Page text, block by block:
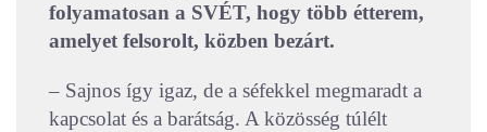
folyamatosan a SVÉT, hogy több étterem,
amelyet felsorolt, közben bezárt.
– Sajnos így igaz, de a séfekkel megmaradt a
kapcsolat és a barátság. A közösség túlélt